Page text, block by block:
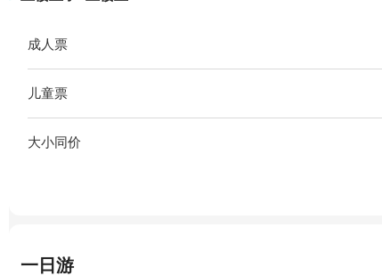
成人票
儿童票
大小同价
一日游